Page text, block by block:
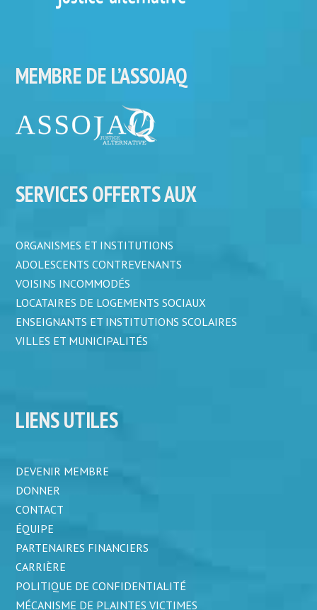
MEMBRE DE L’ASSOJAQ
SERVICES OFFERTS AUX
ORGANISMES ET INSTITUTIONS
ADOLESCENTS CONTREVENANTS
VOISINS INCOMMODÉS
LOCATAIRES DE LOGEMENTS SOCIAUX
ENSEIGNANTS ET INSTITUTIONS SCOLAIRES
VILLES ET MUNICIPALITÉS
LIENS UTILES
DEVENIR MEMBRE
DONNER
CONTACT
ÉQUIPE
PARTENAIRES FINANCIERS
CARRIÈRE
POLITIQUE DE CONFIDENTIALITÉ
MÉCANISME DE PLAINTES VICTIMES